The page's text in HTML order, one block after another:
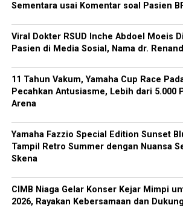
Sementara usai Komentar soal Pasien
Viral Dokter RSUD Inche Abdoel Moeis
Pasien di Media Sosial, Nama dr.
11 Tahun Vakum, Yamaha Cup Race
Pecahkan Antusiasme, Lebih dari 5.000
Arena
Yamaha Fazzio Special Edition Sunset
Tampil Retro Summer dengan Nuansa
Skena
CIMB Niaga Gelar Konser Kejar Mimpi
2026, Rayakan Kebersamaan dan